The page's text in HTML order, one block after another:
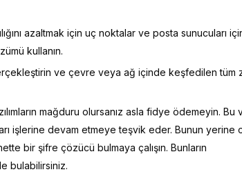
azaltmak için uç noktalar ve posta sunucuları
kullanın.
ve çevre veya ağ içinde keşfedilen tüm
mağduru olursanız asla fidye ödemeyin. Bu
işlerine devam etmeye teşvik eder. Bunun yerine
bir şifre çözücü bulmaya çalışın. Bunların
bulabilirsiniz.